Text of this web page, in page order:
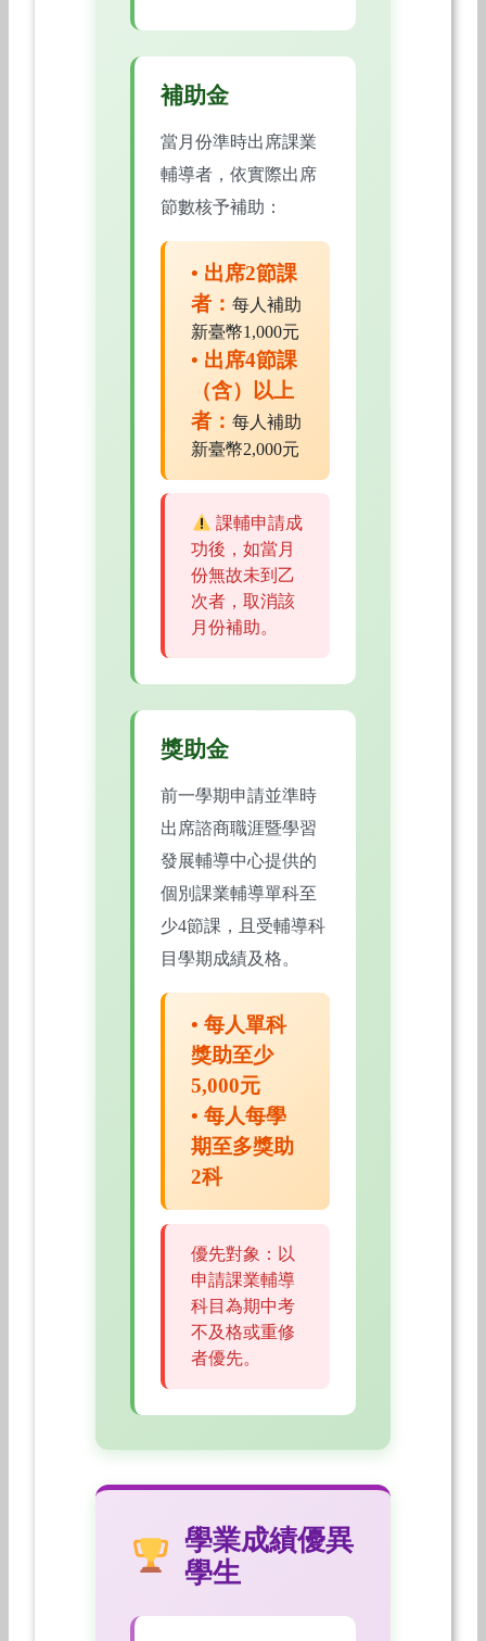
補助金
當月份準時出席課業
輔導者，依實際出席
節數核予補助：
• 出席2節課
者：每人補助
新臺幣1,000元
• 出席4節課
（含）以上
者：每人補助
新臺幣2,000元
課輔申請成
功後，如當月
份無故未到乙
次者，取消該
月份補助。
獎助金
前一學期申請並準時
出席諮商職涯暨學習
發展輔導中心提供的
個別課業輔導單科至
少4節課，且受輔導科
目學期成績及格。
• 每人單科
獎助至少
5,000元
• 每人每學
期至多獎助
2科
優先對象：以
申請課業輔導
科目為期中考
不及格或重修
者優先。
學業成績優異
學生